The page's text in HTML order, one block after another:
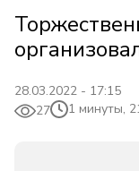
28.03.2022 - 17:15
27
1 минуты,